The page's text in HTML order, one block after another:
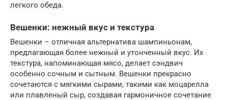
легкого обеда.
Вешенки: нежный вкус и текстура
Вешенки – отличная альтернатива шампиньонам,
предлагающая более нежный и утонченный вкус. Их
текстура, напоминающая мясо, делает сэндвич
особенно сочным и сытным. Вешенки прекрасно
сочетаются с мягкими сырами, такими как моцарелла
или плавленый сыр, создавая гармоничное сочетание